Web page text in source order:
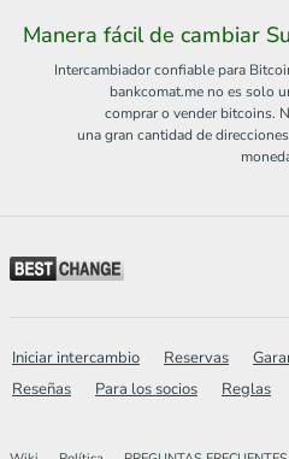
Manera fácil de cambiar
Intercambiador confiable para
bankcomat.me no es solo
comprar o vender bitcoins.
una gran cantidad de
Iniciar intercambio Reservas
Reseñas
Para los socios Reglas